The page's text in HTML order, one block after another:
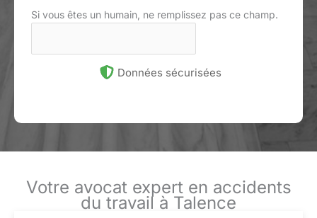
Si vous êtes un humain, ne remplissez pas ce champ.
Données sécurisées
Votre avocat expert en accidents
du travail à Talence